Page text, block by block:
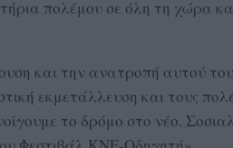
πολέμου σε όλη τη χώρα
και την ανατροπή αυτού
εκμετάλλευση και τους
το δρόμο στο νέο.